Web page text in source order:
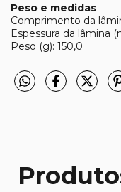
Peso e medidas
Comprimento da
Espessura da lâmina
Peso (g): 150,0